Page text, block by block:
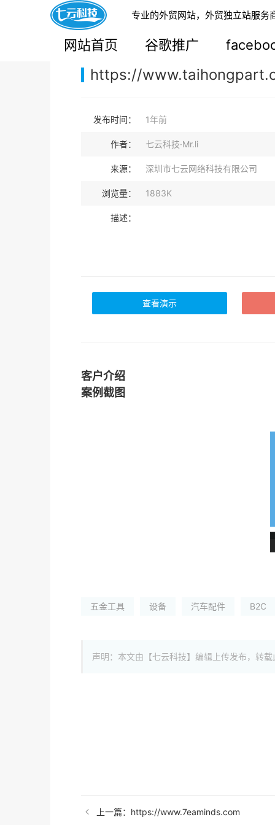
专业的外贸网站，外贸独立站服务
网站首页 谷歌推广
您的当前位置： 网站首页>案例展示>B2C外贸独
https://
发布时间： 1年前
作者： 七云科技·Mr.li
来源： 深圳市七云网络科技有限公司
浏览量： 1883K
描述：
查看演示
客户介绍
案例截图
五金工具 设备 汽车配件 B2C
声明：本文由【七云科技】编辑上传发布，转
上一篇：https://www.7eaminds.com